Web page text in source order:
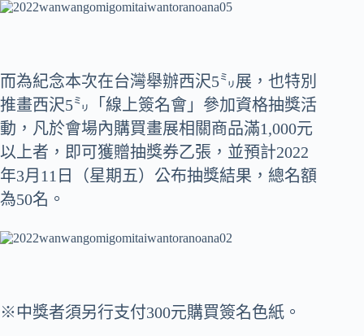
而為紀念本次在台灣舉辦西沢5㍉展，也特別
推畫西沢5㍉「線上簽名會」參加資格抽獎活
動，凡於會場內購買畫展相關商品滿1,000元
以上者，即可獲贈抽獎券乙張，並預計2022
年3月11日（星期五）公布抽獎結果，總名額
為50名。
※中獎者須另行支付300元購買簽名色紙。